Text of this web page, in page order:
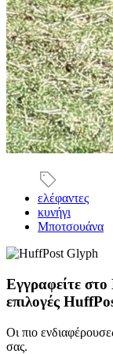
ελέφαντες
κυνήγι
Μποτσουάνα
Εγγραφείτε
επιλογές
Οι πιο
σας.